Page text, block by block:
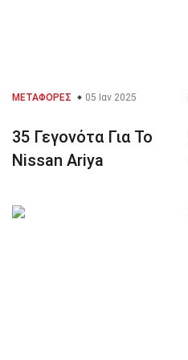
ΜΕΤΑΦΟΡΈΣ 05 Ιαν 2025
35 Γεγονότα Για Το
Nissan Ariya